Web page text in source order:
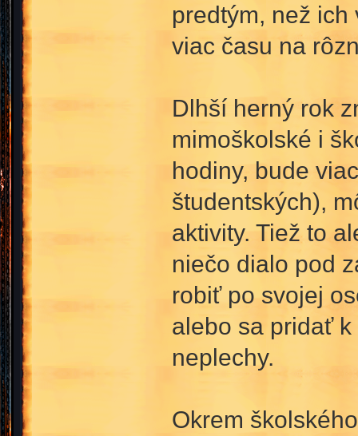
predtým, než
viac času na
Dlhší herný rok
mimoškolské i
hodiny, bude
študentských),
aktivity. Tiež to
niečo dialo pod
robiť po svojej
alebo sa pridať
neplechy.
Okrem